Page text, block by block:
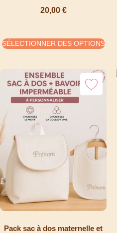
20,00 €
SÉLECTIONNER DES OPTIONS
Pack sac à dos maternelle et